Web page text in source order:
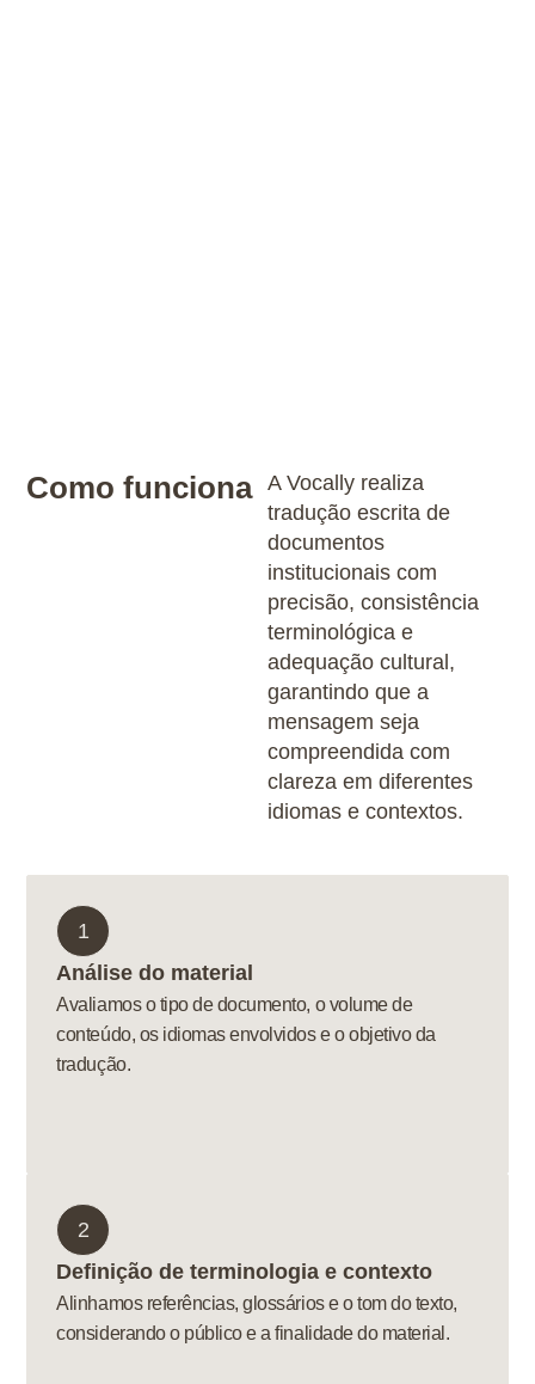
1
Análise do material
Avaliamos o tipo de documento, o volume de
conteúdo, os idiomas envolvidos e o objetivo da
tradução.
2
Definição de terminologia e contexto
Alinhamos referências, glossários e o tom do texto,
considerando o público e a finalidade do material.
Como funciona
A Vocally realiza
tradução escrita de
documentos
institucionais com
precisão, consistência
terminológica e
adequação cultural,
garantindo que a
mensagem seja
compreendida com
clareza em diferentes
idiomas e contextos.